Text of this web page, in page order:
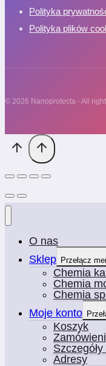
Polityka
Polityka plików
© 2026 Nanoprotecta - All
O nas
Sklep Przełącz
Chemia
Chemia
Chemia
Moje konto
Koszyk
Adresy